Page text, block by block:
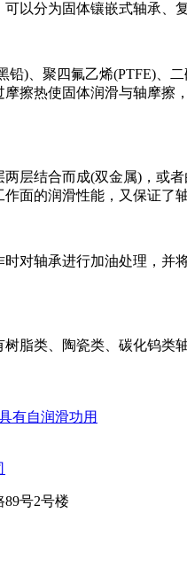
以分为固体镶嵌式轴承、
铅)、聚四氟乙烯(PTFE)、
擦热使固体润滑与轴摩
层结合而成(双金属)，或
面的润滑性能，又保证了
对轴承进行加油处理，并
脂类、陶瓷类、碳化钨类
有自润滑功用
号2号楼